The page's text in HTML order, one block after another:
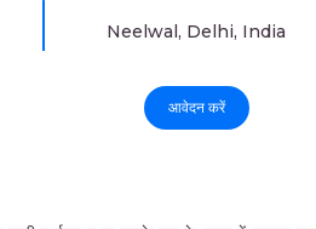
Neelwal, Delhi, India
आवेदन करें